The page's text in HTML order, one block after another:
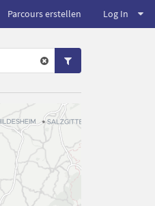
Parcours erstellen Log In